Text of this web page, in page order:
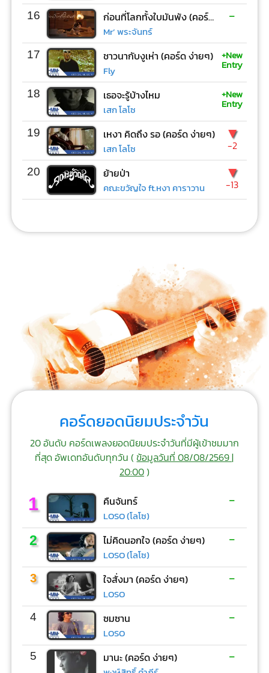
16 ก่อนที่โลกทั้งใบมันพัง (คอร์ด ง่ายๆ)
Mr’ พระจันทร์
-
17 ชาวนากับงูเห่า (คอร์ด ง่ายๆ)
Fly
+New
Entry
18 เธอจะรู้บ้างไหม
เสก โลโซ
+New
Entry
19 เหงา คิดถึง รอ (คอร์ด ง่ายๆ)
เสก โลโซ
▼
-2
20 ย้ายป่า
คณะขวัญใจ ft.หงา คาราวาน
▼
-13
คอร์ดยอดนิยมประจำวัน
20 อันดับ คอร์ดเพลงยอดนิยมประจำวันที่มีผู้เข้าชมมาก
ที่สุด อัพเดทอันดับทุกวัน (ข้อมูลวันที่ 08/08/2569 |
20:00)
1 คืนจันทร์
LOSO (โลโซ)
-
2 ไม่คิดนอกใจ (คอร์ด ง่ายๆ)
LOSO (โลโซ)
-
3 ใจสั่งมา (คอร์ด ง่ายๆ)
LOSO
-
4 ซมซาน
LOSO
-
5 มานะ (คอร์ด ง่ายๆ) -